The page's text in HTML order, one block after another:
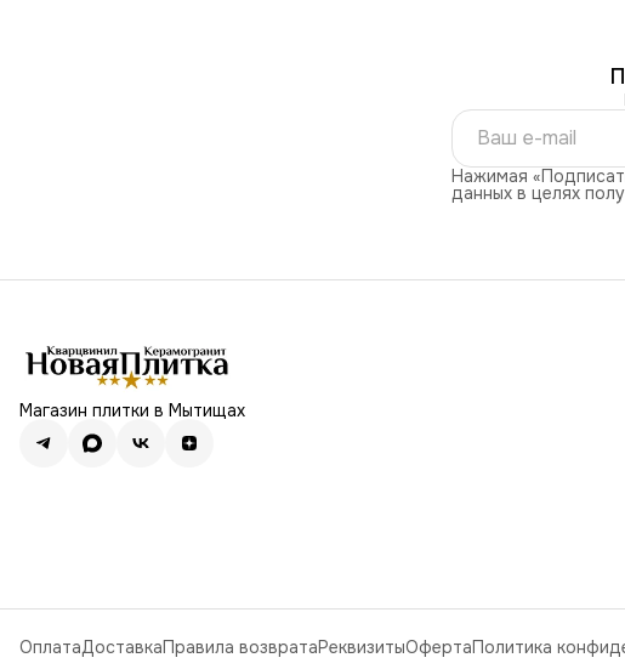
Нажимая
данных в целях
Магазин плитки в Мытищах
ОплатаДоставкаПравила возвратаРеквизитыОфертаПолитика